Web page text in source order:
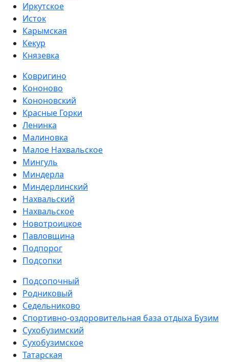
Иркутское
Исток
Карымская
Кекур
Князевка
Ковригино
Кононово
Кононовский
Красные Горки
Ленинка
Малиновка
Малое Нахвальское
Мингуль
Миндерла
Миндерлинский
Нахвальский
Нахвальское
Новотроицкое
Павловщина
Подпорог
Подсопки
Подсопочный
Родниковый
Седельниково
Спортивно-оздоровительная база отдыха Бузим
Сухобузимский
Сухобузимское
Татарская